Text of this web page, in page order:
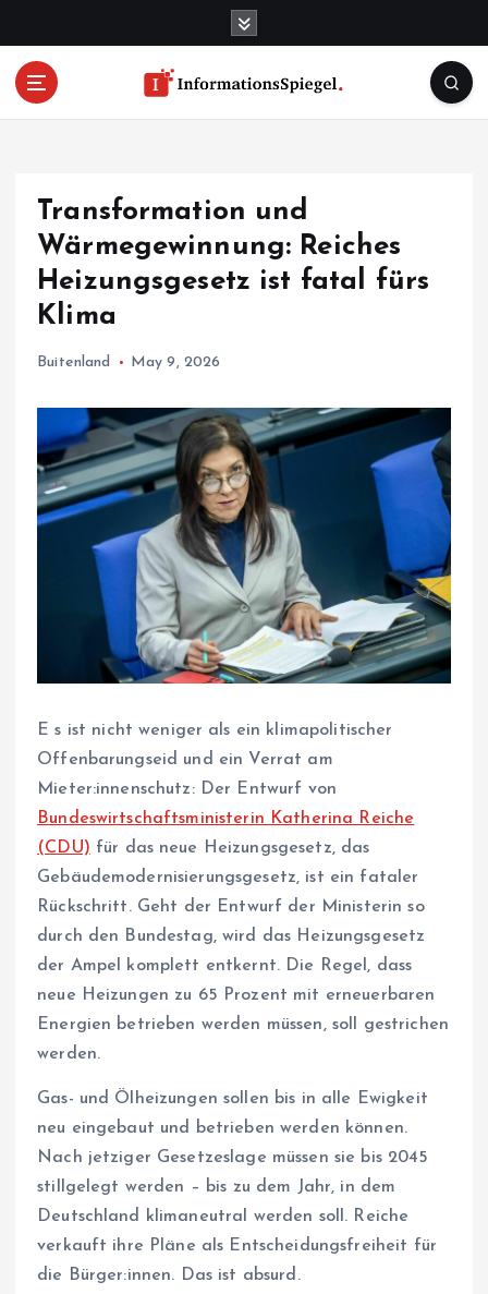
Transformation und
Wärmegewinnung: Reiches
Heizungsgesetz ist fatal fürs
Klima
Buitenland May 9, 2026
E s ist nicht weniger als ein klimapolitischer
Offenbarungseid und ein Verrat am
Mieter:innenschutz: Der Entwurf von
Bundeswirtschaftsministerin Katherina Reiche
(CDU) für das neue Heizungsgesetz, das
Gebäudemodernisierungsgesetz, ist ein fataler
Rückschritt. Geht der Entwurf der Ministerin so
durch den Bundestag, wird das Heizungsgesetz
der Ampel komplett entkernt. Die Regel, dass
neue Heizungen zu 65 Prozent mit erneuerbaren
Energien betrieben werden müssen, soll gestrichen
werden.
Gas- und Ölheizungen sollen bis in alle Ewigkeit
neu eingebaut und betrieben werden können.
Nach jetziger Gesetzeslage müssen sie bis 2045
stillgelegt werden – bis zu dem Jahr, in dem
Deutschland klimaneutral werden soll. Reiche
verkauft ihre Pläne als Entscheidungsfreiheit für
die Bürger:innen. Das ist absurd.